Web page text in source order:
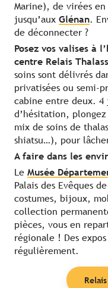
Marine), de virées
jusqu’aux Glénan.
de déconnecter ?
Posez vos valises à
centre Relais
soins sont délivrés
privatisées ou semi-
cabine entre deux. 4
d’hésitation,
mix de soins de
shiatsu…), pour
A faire dans les
Le Musée
Palais des Evêques
costumes, bijoux,
collection
pièces, vous en
régionale ! Des
régulièrement.